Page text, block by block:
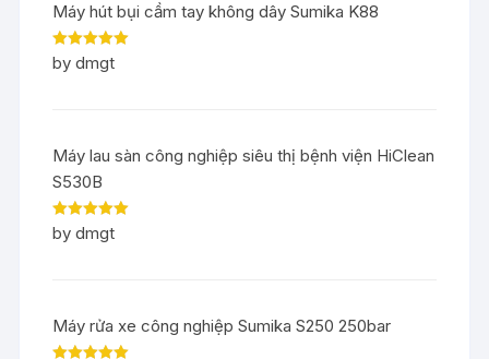
Máy hút bụi cầm tay không dây Sumika K88
Rated5out
of 5
by dmgt
Máy lau sàn công nghiệp siêu thị bệnh viện HiClean
S530B
Rated5out
of 5
by dmgt
Máy rửa xe công nghiệp Sumika S250 250bar